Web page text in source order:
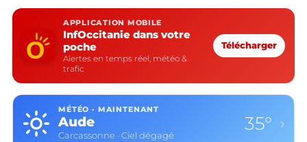
APPLICATION MOBILE
InfOccitanie dans votre
poche
Alertes en temps réel, météo &
trafic
Télécharger
MÉTÉO · MAINTENANT
Aude
Carcassonne · Ciel dégagé
35° ›